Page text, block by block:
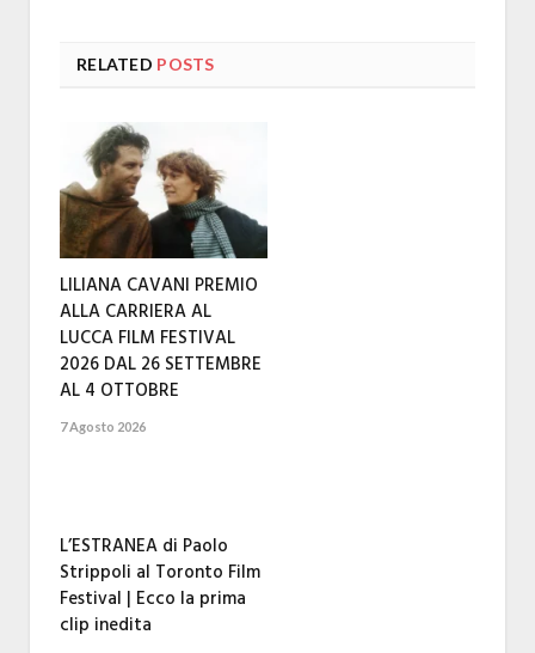
RELATED POSTS
LILIANA CAVANI PREMIO
ALLA CARRIERA AL
LUCCA FILM FESTIVAL
2026 DAL 26 SETTEMBRE
AL 4 OTTOBRE
7 Agosto 2026
L’ESTRANEA di Paolo
Strippoli al Toronto Film
Festival | Ecco la prima
clip inedita